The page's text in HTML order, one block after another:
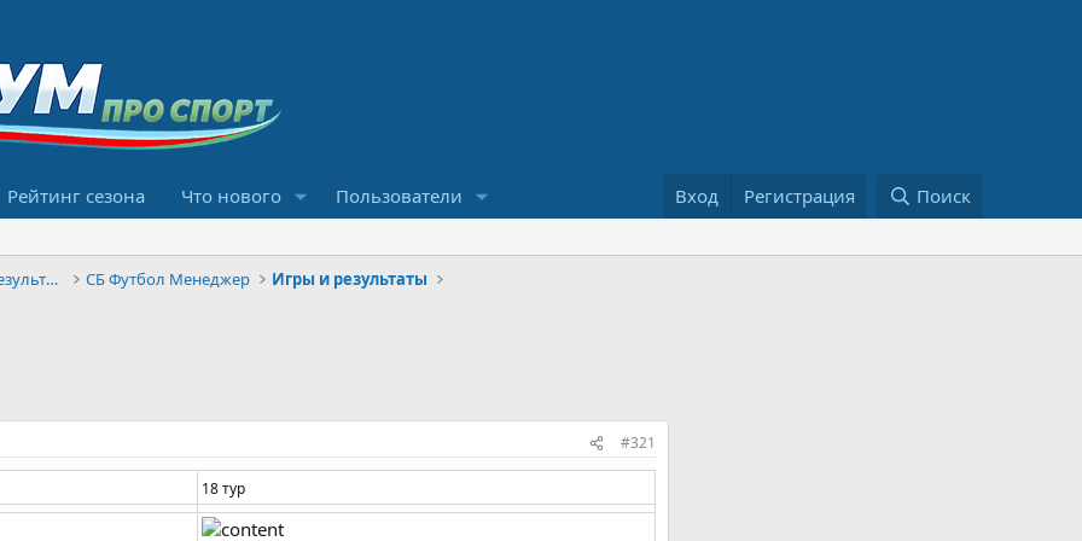
Рейтинг сезона Что нового Пользователи Вход Регистрация Поиск
Конкурсы прогнозов и обсуждение результатов СБ Футбол Менеджер Игры и результаты
#321
18 тур